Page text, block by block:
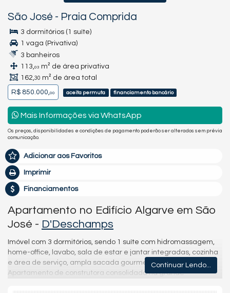
São José - Praia Comprida
3 dormitórios (1 suíte)
1 vaga (Privativa)
3 banheiros
113,03 m² de área privativa
162,30 m² de área total
R$ 850.000,00 aceita permuta financiamento bancário
Mais Informações via WhatsApp
Os preços, disponibilidades e condições de pagamento poderão ser alterados sem prévia
comunicação.
Adicionar aos Favoritos
Imprimir
Financiamentos
Apartamento no Edifício Algarve em São
José - D'Deschamps
Imóvel com 3 dormitórios, sendo 1 suíte com hidromassagem,
home-office, lavabo, sala de estar e jantar integradas, cozinha
e área de serviço, ampla sacada gourmet com churrasqueira.
Apartamento de construtora consolidada na grande
Continuar Lendo...